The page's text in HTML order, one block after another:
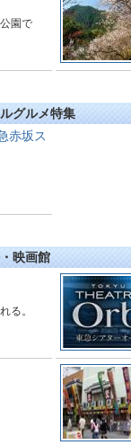
園で
グルメ特集
赤坂ス
映画館
る。